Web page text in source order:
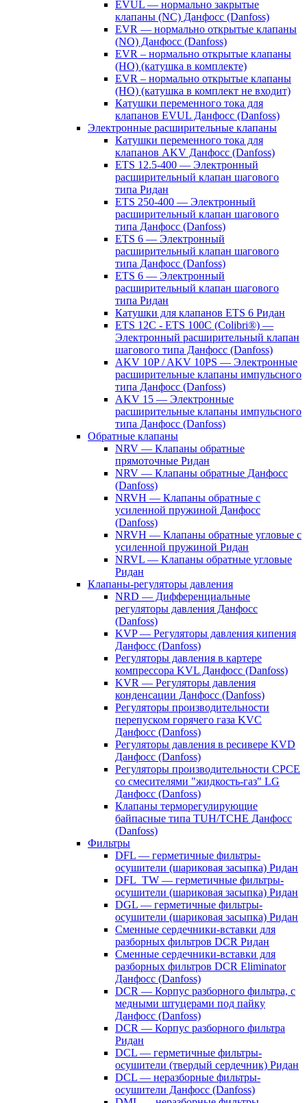
EVUL — нормально закрытые
клапаны (NC) Данфосс (Danfoss)
EVR — нормально открытые клапаны
(NO) Данфосс (Danfoss)
EVR – нормально открытые клапаны
(НО) (катушка в комплекте)
EVR – нормально открытые клапаны
(НО) (катушка в комплект не входит)
Катушки переменного тока для
клапанов EVUL Данфосс (Danfoss)
Электронные расширительные клапаны
Катушки переменного тока для
клапанов AKV Данфосс (Danfoss)
ETS 12.5-400 — Электронный
расширительный клапан шагового
типа Ридан
ETS 250-400 — Электронный
расширительный клапан шагового
типа Данфосс (Danfoss)
ETS 6 — Электронный
расширительный клапан шагового
типа Данфосс (Danfoss)
ETS 6 — Электронный
расширительный клапан шагового
типа Ридан
Катушки для клапанов ETS 6 Ридан
ETS 12C - ETS 100C (Colibri®) —
Электронный расширительный клапан
шагового типа Данфосс (Danfoss)
AKV 10P / AKV 10PS — Электронные
расширительные клапаны импульсного
типа Данфосс (Danfoss)
AKV 15 — Электронные
расширительные клапаны импульсного
типа Данфосс (Danfoss)
Обратные клапаны
NRV — Клапаны обратные
прямоточные Ридан
NRV — Клапаны обратные Данфосс
(Danfoss)
NRVH — Клапаны обратные с
усиленной пружиной Данфосс
(Danfoss)
NRVH — Клапаны обратные угловые с
усиленной пружиной Ридан
NRVL — Клапаны обратные угловые
Ридан
Клапаны-регуляторы давления
NRD — Дифференциальные
регуляторы давления Данфосс
(Danfoss)
KVP — Регуляторы давления кипения
Данфосс (Danfoss)
Регуляторы давления в картере
компрессора KVL Данфосс (Danfoss)
KVR — Регуляторы давления
конденсации Данфосс (Danfoss)
Регуляторы производительности
перепуском горячего газа KVC
Данфосс (Danfoss)
Регуляторы давления в ресивере KVD
Данфосс (Danfoss)
Регуляторы производительности CPCE
со смесителями "жидкость-газ" LG
Данфосс (Danfoss)
Клапаны терморегулирующие
байпасные типа TUH/TCHE Данфосс
(Danfoss)
Фильтры
DFL — герметичные фильтры-
осушители (шариковая засыпка) Ридан
DFL_TW — герметичные фильтры-
осушители (шариковая засыпка) Ридан
DGL — герметичные фильтры-
осушители (шариковая засыпка) Ридан
Сменные сердечники-вставки для
разборных фильтров DCR Ридан
Сменные сердечники-вставки для
разборных фильтров DCR Eliminator
Данфосс (Danfoss)
DCR — Корпус разборного фильтра, с
медными штуцерами под пайку
Данфосс (Danfoss)
DCR — Корпус разборного фильтра
Ридан
DCL — герметичные фильтры-
осушители (твердый сердечник) Ридан
DCL — неразборные фильтры-
осушители Данфосс (Danfoss)